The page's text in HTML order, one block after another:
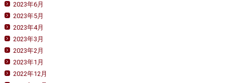
2023年6月
2023年5月
2023年4月
2023年3月
2023年2月
2023年1月
2022年12月